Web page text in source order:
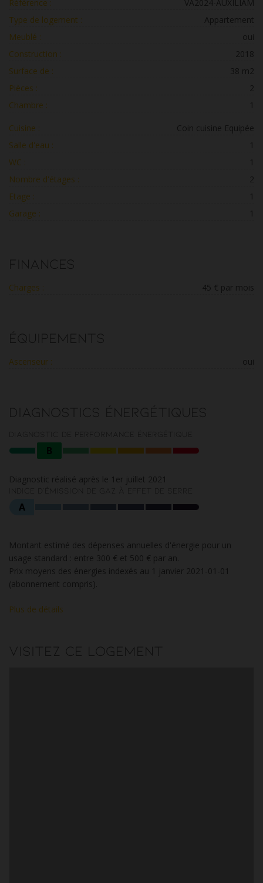
Référence :
VA2024-AUXILIAM
Type de logement :
Appartement
Meublé :
oui
Construction :
2018
Surface de :
38 m2
Pièces :
2
Chambre :
1
Cuisine :
Coin cuisine Equipée
Salle d'eau :
1
WC :
1
Nombre d'étages :
2
Etage :
1
Garage :
1
Finances
Charges : 45 € par mois
Équipements
Ascenseur : oui
Diagnostics énergétiques
B
Diagnostic réalisé après le 1er juillet 2021
A
Montant estimé des dépenses annuelles d'énergie pour un
usage standard : entre 300 € et 500 € par an.
Prix moyens des énergies indexés au 1 janvier 2021-01-01
(abonnement compris).
Plus de détails
Visitez ce logement